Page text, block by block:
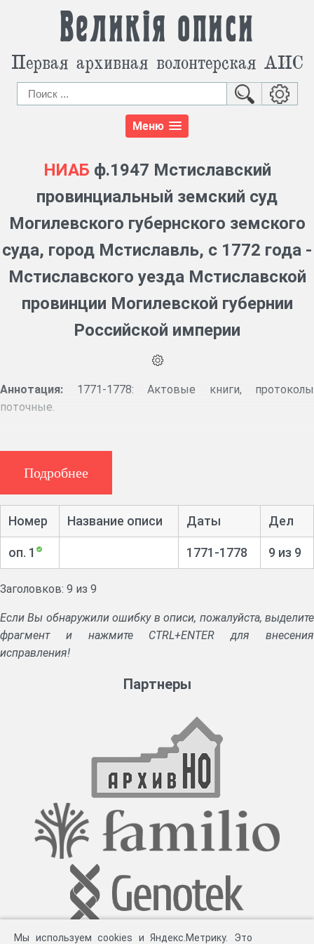
Великія описи
Первая архивная волонтерская АИС
Меню
НИАБ ф.1947 Мстиславский
провинциальный земский суд
Могилевского губернского земского
суда, город Мстиславль, с 1772 года -
Мстиславского уезда Мстиславской
провинции Могилевской губернии
Российской империи
Аннотация: 1771-1778: Актовые книги, протоколы
поточные.
Подробнее
Номер Название описи Даты Дел
оп. 1 1771-1778 9 из 9
Заголовков: 9 из 9
Если Вы обнаружили ошибку в описи, пожалуйста, выделите
фрагмент и нажмите CTRL+ENTER для внесения
исправления!
Партнеры
Мы используем cookies и Яндекс.Метрику. Это